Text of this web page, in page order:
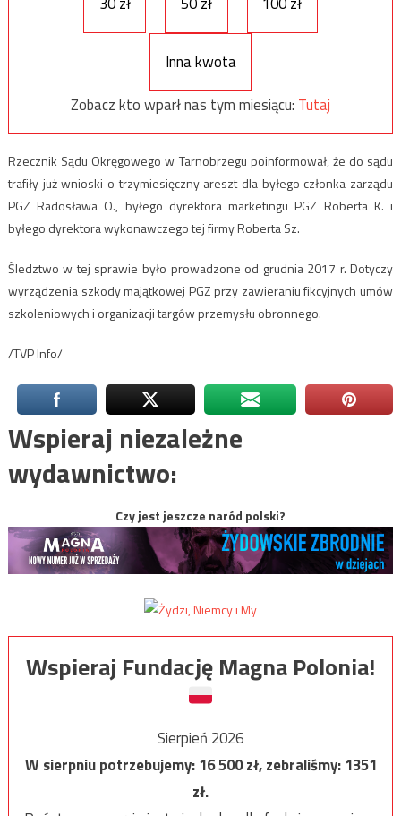
Inna kwota
Zobacz kto wparł nas tym miesiącu: Tutaj
Rzecznik Sądu Okręgowego w Tarnobrzegu poinformował, że do sądu
trafiły już wnioski o trzymiesięczny areszt dla byłego członka zarządu
PGZ Radosława O., byłego dyrektora marketingu PGZ Roberta K. i
byłego dyrektora wykonawczego tej firmy Roberta Sz.
Śledztwo w tej sprawie było prowadzone od grudnia 2017 r. Dotyczy
wyrządzenia szkody majątkowej PGZ przy zawieraniu fikcyjnych umów
szkoleniowych i organizacji targów przemysłu obronnego.
/TVP Info/
Wspieraj niezależne
wydawnictwo:
Czy jest jeszcze naród polski?
Wspieraj Fundację Magna Polonia!
Sierpień 2026
W sierpniu potrzebujemy:16 500zł, zebraliśmy:1351
zł.